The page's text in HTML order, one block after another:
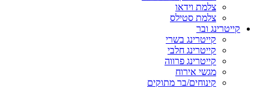
צלמת וידאו
צלמת סטילס
קייטרינג ובר
קייטרינג בשרי
קייטרינג חלבי
קייטרינג פרווה
מגשי אירוח
קינוחים/בר מתוקים